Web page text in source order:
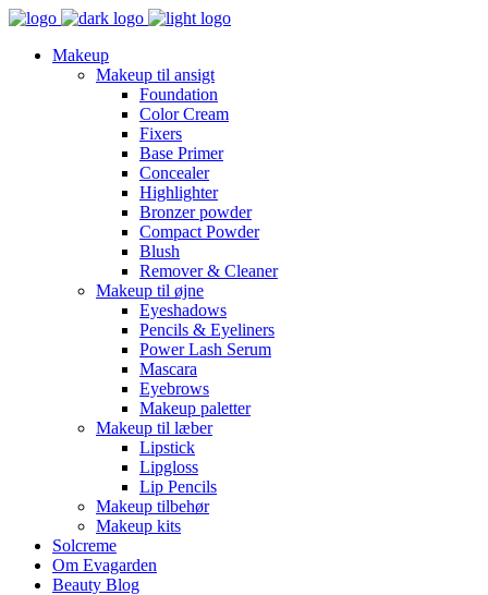
Makeup
Makeup til ansigt
Foundation
Color Cream
Fixers
Base Primer
Concealer
Highlighter
Bronzer powder
Compact Powder
Blush
Remover & Cleaner
Makeup til øjne
Eyeshadows
Pencils & Eyeliners
Power Lash Serum
Mascara
Eyebrows
Makeup paletter
Makeup til læber
Lipstick
Lipgloss
Lip Pencils
Makeup tilbehør
Makeup kits
Solcreme
Om Evagarden
Beauty Blog